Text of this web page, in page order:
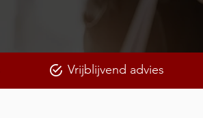
Vrijblijvend advies